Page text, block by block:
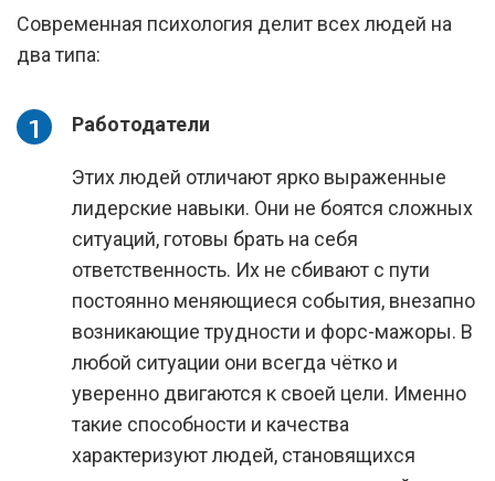
Современная психология делит всех людей на
два типа:
Работодатели
Этих людей отличают ярко выраженные
лидерские навыки. Они не боятся сложных
ситуаций, готовы брать на себя
ответственность. Их не сбивают с пути
постоянно меняющиеся события, внезапно
возникающие трудности и форс-мажоры. В
любой ситуации они всегда чётко и
уверенно двигаются к своей цели. Именно
такие способности и качества
характеризуют людей, становящихся